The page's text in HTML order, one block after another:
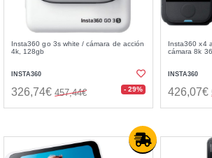
Insta360 go 3s white / cámara de acción
4k, 128gb
INSTA360
326,74€ 457,44€ - 29%
Insta360 x4
cámara 8k
INSTA360
426,07€